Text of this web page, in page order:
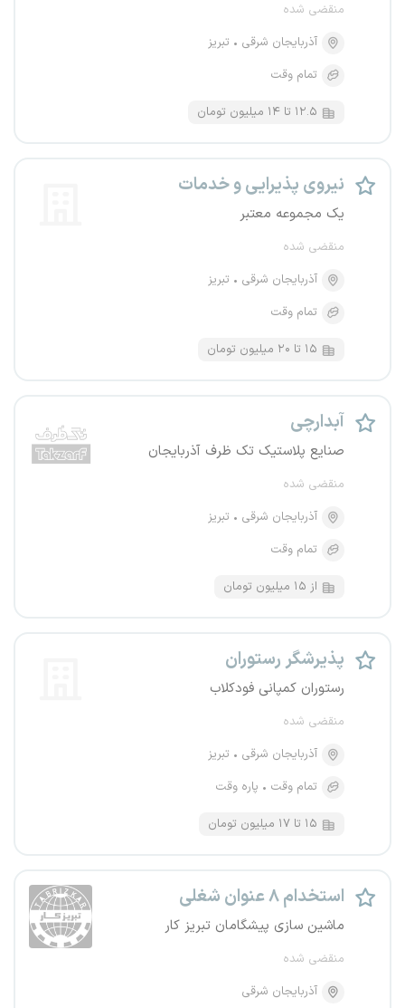
منقضی شده
آذربایجان شرقی
تبریز
تمام وقت
۱۲.۵ تا ۱۴ میلیون تومان
نیروی پذیرایی و خدمات
یک مجموعه معتبر
منقضی شده
آذربایجان شرقی
تبریز
تمام وقت
۱۵ تا ۲۰ میلیون تومان
آبدارچی
صنایع پلاستیک تک ظرف آذربایجان
منقضی شده
آذربایجان شرقی
تبریز
تمام وقت
از ۱۵ میلیون تومان
پذیرشگر رستوران
رستوران کمپانی فودکلاب
منقضی شده
آذربایجان شرقی
تبریز
تمام وقت
پاره وقت
۱۵ تا ۱۷ میلیون تومان
استخدام ۸ عنوان شغلی
ماشین سازی پیشگامان تبریز کار
منقضی شده
آذربایجان شرقی